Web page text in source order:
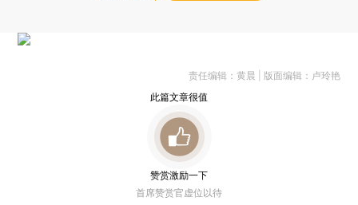
责任编辑：黄晨 | 版面编辑：卢玲艳
此篇文章很值
赞赏激励一下
首席赞赏官虚位以待